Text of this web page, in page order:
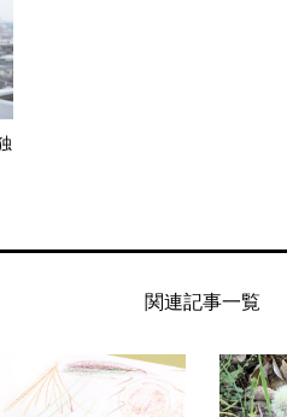
関連記事一覧